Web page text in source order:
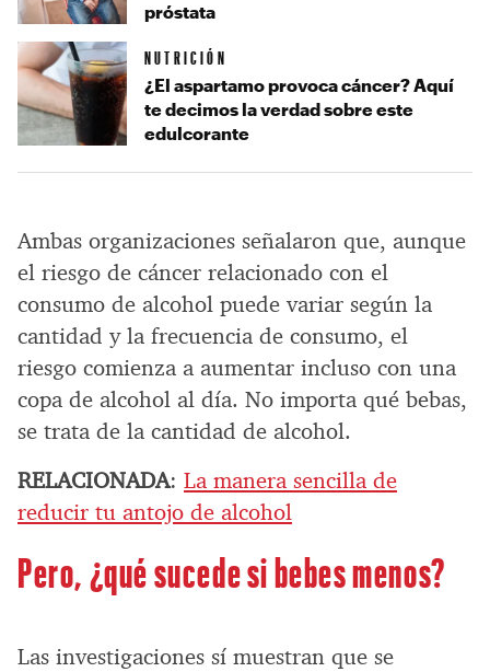
Ambas organizaciones señalaron que, aunque
el riesgo de cáncer relacionado con el
consumo de alcohol puede variar según la
cantidad y la frecuencia de consumo, el
riesgo comienza a aumentar incluso con una
copa de alcohol al día. No importa qué bebas,
se trata de la cantidad de alcohol.
RELACIONADA: La manera sencilla de
reducir tu antojo de alcohol
Pero, ¿qué sucede si bebes menos?
Las investigaciones sí muestran que se
próstata
NUTRICIÓN
¿El aspartamo provoca cáncer? Aquí
te decimos la verdad sobre este
edulcorante